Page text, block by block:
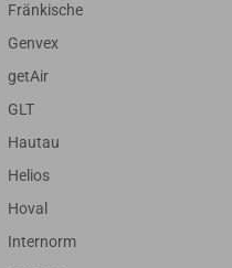
Fränkische
Genvex
getAir
GLT
Hautau
Helios
Hoval
Internorm